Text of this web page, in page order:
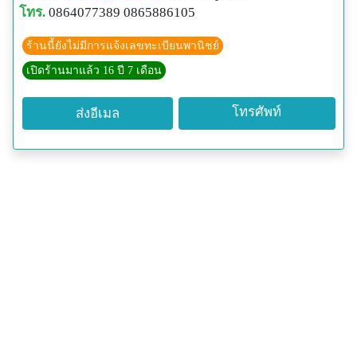
โทร. 0864077389 0865886105
ร้านนี้ยังไม่มีการแจ้งเลขทะเบียนพานิชย์
เปิดร้านมาแล้ว 16 ปี 7 เดือน
ส่งอีเมล โทรศัพท์